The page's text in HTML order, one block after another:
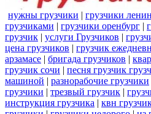
нужны грузчики | грузчики
грузчиками | грузчики оренбург |
грузчик | услуги Грузчиков |
цена грузчиков | грузчик
арзамасе | бригада грузчиков |
грузчик сочи | песня грузчик
машиной | разнорабочие грузчики
грузчики | трезвый грузчик |
инструкция грузчика | квн